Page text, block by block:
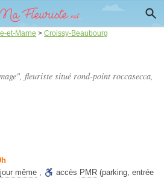
et-Marne > Croissy-Beaubourg
fleuriste situé rond-point roccasecca,
même , accès PMR (parking, entrée